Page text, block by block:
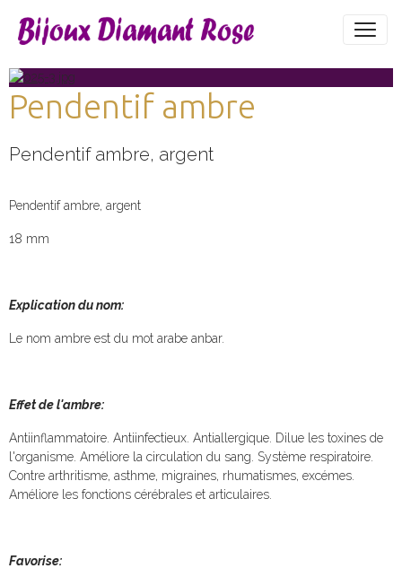
Pendentif ambre
Pendentif ambre, argent
Pendentif ambre, argent
18 mm
Explication du nom:
Le nom ambre est du mot arabe anbar.
Effet de l'ambre:
Antiinflammatoire. Antiinfectieux. Antiallergique. Dilue les toxines de
l'organisme. Améliore la circulation du sang. Système respiratoire.
Contre arthritisme, asthme, migraines, rhumatismes, excémes.
Améliore les fonctions cérébrales et articulaires.
Favorise: